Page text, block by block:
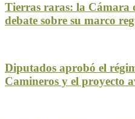
Tierras raras: la Cámara
debate sobre su marco
Diputados aprobó el
Camineros y el proyecto